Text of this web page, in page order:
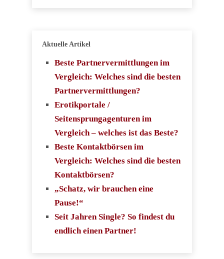
Aktuelle Artikel
Beste Partnervermittlungen im
Vergleich: Welches sind die besten
Partnervermittlungen?
Erotikportale /
Seitensprungagenturen im
Vergleich – welches ist das Beste?
Beste Kontaktbörsen im
Vergleich: Welches sind die besten
Kontaktbörsen?
„Schatz, wir brauchen eine
Pause!“
Seit Jahren Single? So findest du
endlich einen Partner!